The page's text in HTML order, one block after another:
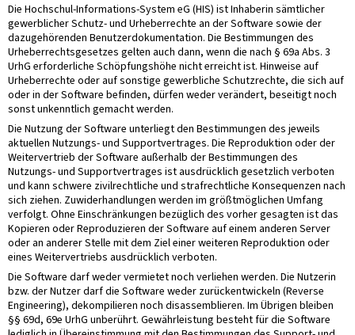
Die Hochschul-Informations-System eG (HIS) ist Inhaberin sämtlicher
gewerblicher Schutz- und Urheberrechte an der Software sowie der
dazugehörenden Benutzerdokumentation. Die Bestimmungen des
Urheberrechtsgesetzes gelten auch dann, wenn die nach § 69a Abs. 3
UrhG erforderliche Schöpfungshöhe nicht erreicht ist. Hinweise auf
Urheberrechte oder auf sonstige gewerbliche Schutzrechte, die sich auf
oder in der Software befinden, dürfen weder verändert, beseitigt noch
sonst unkenntlich gemacht werden.
Die Nutzung der Software unterliegt den Bestimmungen des jeweils
aktuellen Nutzungs- und Supportvertrages. Die Reproduktion oder der
Weitervertrieb der Software außerhalb der Bestimmungen des
Nutzungs- und Supportvertrages ist ausdrücklich gesetzlich verboten
und kann schwere zivilrechtliche und strafrechtliche Konsequenzen nach
sich ziehen. Zuwiderhandlungen werden im größtmöglichen Umfang
verfolgt. Ohne Einschränkungen bezüglich des vorher gesagten ist das
Kopieren oder Reproduzieren der Software auf einem anderen Server
oder an anderer Stelle mit dem Ziel einer weiteren Reproduktion oder
eines Weitervertriebs ausdrücklich verboten.
Die Software darf weder vermietet noch verliehen werden. Die Nutzerin
bzw. der Nutzer darf die Software weder zurückentwickeln (Reverse
Engineering), dekompilieren noch disassemblieren. Im Übrigen bleiben
§§ 69d, 69e UrhG unberührt. Gewährleistung besteht für die Software